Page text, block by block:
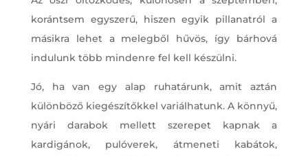
korántsem egyszerű, hiszen egyik pillanatról a
másikra lehet a melegből hűvös, így bárhová
indulunk több mindenre fel kell készülni.
Jó, ha van egy alap ruhatárunk, amit aztán
különböző kiegészítőkkel variálhatunk. A könnyű,
nyári darabok mellett szerepet kapnak a
kardigánok, pulóverek, átmeneti kabátok,